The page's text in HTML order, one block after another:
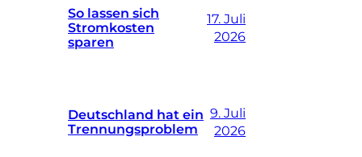
So lassen sich
Stromkosten
sparen
17. Juli
2026
Deutschland hat ein
Trennungsproblem
9. Juli
2026